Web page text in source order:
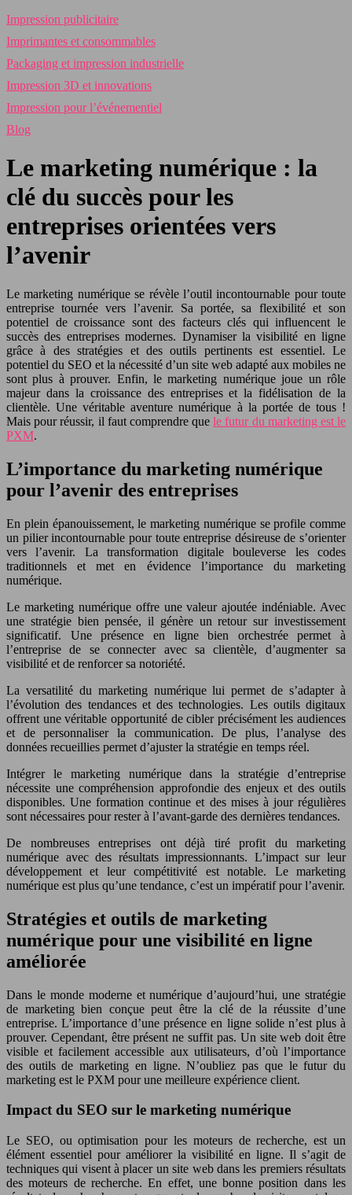
Impression publicitaire
Imprimantes et consommables
Packaging et impression industrielle
Impression 3D et innovations
Impression pour l’événementiel
Blog
Le marketing numérique : la
clé du succès pour les
entreprises orientées vers
l’avenir
Le marketing numérique se révèle l’outil incontournable pour toute
entreprise tournée vers l’avenir. Sa portée, sa flexibilité et son
potentiel de croissance sont des facteurs clés qui influencent le
succès des entreprises modernes. Dynamiser la visibilité en ligne
grâce à des stratégies et des outils pertinents est essentiel. Le
potentiel du SEO et la nécessité d’un site web adapté aux mobiles ne
sont plus à prouver. Enfin, le marketing numérique joue un rôle
majeur dans la croissance des entreprises et la fidélisation de la
clientèle. Une véritable aventure numérique à la portée de tous !
Mais pour réussir, il faut comprendre quele futur du marketing est le
PXM.
L’importance du marketing numérique
pour l’avenir des entreprises
En plein épanouissement, le marketing numérique se profile comme
un pilier incontournable pour toute entreprise désireuse de s’orienter
vers l’avenir. La transformation digitale bouleverse les codes
traditionnels et met en évidence l’importance du marketing
numérique.
Le marketing numérique offre une valeur ajoutée indéniable. Avec
une stratégie bien pensée, il génère un retour sur investissement
significatif. Une présence en ligne bien orchestrée permet à
l’entreprise de se connecter avec sa clientèle, d’augmenter sa
visibilité et de renforcer sa notoriété.
La versatilité du marketing numérique lui permet de s’adapter à
l’évolution des tendances et des technologies. Les outils digitaux
offrent une véritable opportunité de cibler précisément les audiences
et de personnaliser la communication. De plus, l’analyse des
données recueillies permet d’ajuster la stratégie en temps réel.
Intégrer le marketing numérique dans la stratégie d’entreprise
nécessite une compréhension approfondie des enjeux et des outils
disponibles. Une formation continue et des mises à jour régulières
sont nécessaires pour rester à l’avant-garde des dernières tendances.
De nombreuses entreprises ont déjà tiré profit du marketing
numérique avec des résultats impressionnants. L’impact sur leur
développement et leur compétitivité est notable. Le marketing
numérique est plus qu’une tendance, c’est un impératif pour l’avenir.
Stratégies et outils de marketing
numérique pour une visibilité en ligne
améliorée
Dans le monde moderne et numérique d’aujourd’hui, une stratégie
de marketing bien conçue peut être la clé de la réussite d’une
entreprise. L’importance d’une présence en ligne solide n’est plus à
prouver. Cependant, être présent ne suffit pas. Un site web doit être
visible et facilement accessible aux utilisateurs, d’où l’importance
des outils de marketing en ligne. N’oubliez pas que le futur du
marketing est le PXM pour une meilleure expérience client.
Impact du SEO sur le marketing numérique
Le SEO, ou optimisation pour les moteurs de recherche, est un
élément essentiel pour améliorer la visibilité en ligne. Il s’agit de
techniques qui visent à placer un site web dans les premiers résultats
des moteurs de recherche. En effet, une bonne position dans les